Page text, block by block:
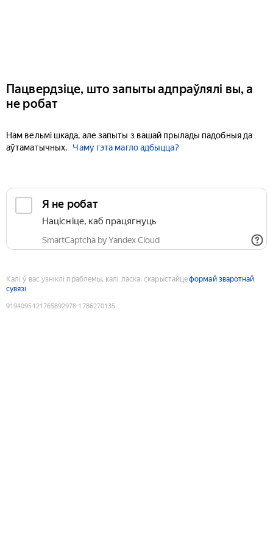
Пацвердзіце, што запыты адпраўлялі вы, а
не робат
Нам вельмі шкада, але запыты з вашай прылады падобныя да
аўтаматычных.
Чаму гэта магло адбыцца?
Я не робат
Націсніце, каб працягнуць
SmartCaptcha by Yandex Cloud
Калі ў вас узніклі праблемы, калі ласка, скарыстайцеформай зваротнай
сувязі
9194095121765892978:1786270135